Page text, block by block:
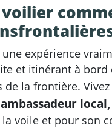
voilier
une expérience
et itinérant à
de la frontière.
ambassadeur local,
voile et pour son